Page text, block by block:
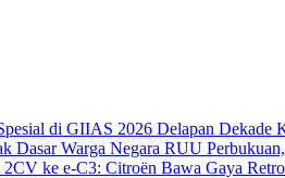
Delapan Dekade
RUU
ke e-C3: Citroën Bawa Gaya